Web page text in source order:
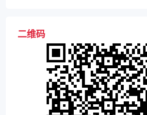
二维码